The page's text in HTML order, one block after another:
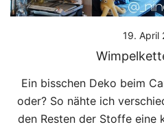
19. April
Ein bisschen Deko beim
oder? So nähte ich
den Resten der Stoffe eine